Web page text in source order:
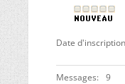
Date d'inscription
Messages 9